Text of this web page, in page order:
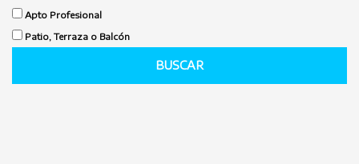
Apto Profesional
Patio, Terraza o Balcón
BUSCAR